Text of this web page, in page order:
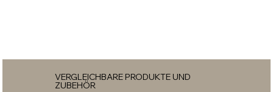
VERGLEICHBARE PRODUKTE UND
ZUBEHÖR